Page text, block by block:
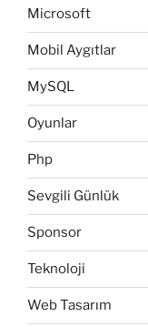
Microsoft
Mobil Aygıtlar
MySQL
Oyunlar
Php
Sevgili Günlük
Sponsor
Teknoloji
Web Tasarım